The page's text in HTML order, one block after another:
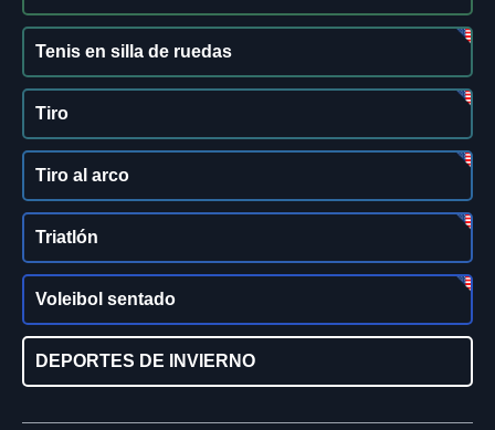
Tenis en silla de ruedas
Tiro
Tiro al arco
Triatlón
Voleibol sentado
DEPORTES DE INVIERNO